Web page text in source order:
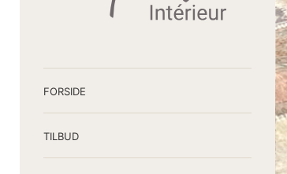
FORSIDE
TILBUD